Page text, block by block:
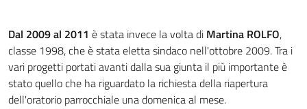
Dal 2009 al 2011 è stata invece la volta di Martina ROLFO,
classe 1998, che è stata eletta sindaco nell'ottobre 2009. Tra i
vari progetti portati avanti dalla sua giunta il più importante è
stato quello che ha riguardato la richiesta della riapertura
dell'oratorio parrocchiale una domenica al mese.